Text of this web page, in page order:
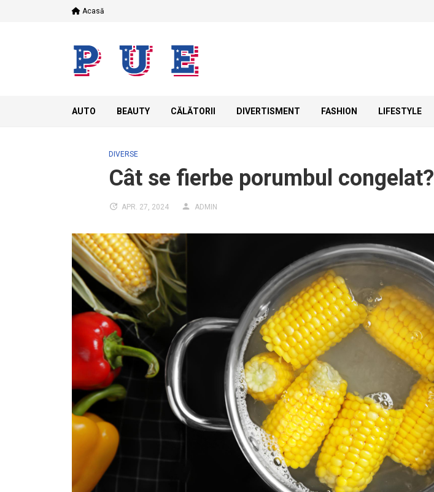
Acasă
AUTO BEAUTY CĂLĂTORII DIVERTISMENT FASHION LIFESTYLE
DIVERSE
Cât se fierbe porumbul congelat?
APR. 27, 2024 ADMIN